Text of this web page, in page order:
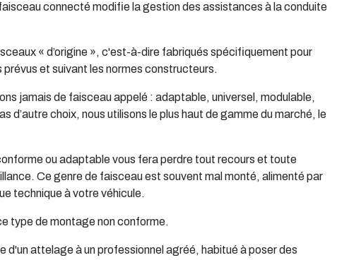
connecté modifie la gestion des assistances à la conduite
« d’origine », c'est-à-dire fabriqués spécifiquement pour
et suivant les normes constructeurs.
jamais de faisceau appelé : adaptable, universel, modulable,
d’autre choix, nous utilisons le plus haut de gamme du marché, le
ou adaptable vous fera perdre tout recours et toute
Ce genre de faisceau est souvent mal monté, alimenté par
technique à votre véhicule.
type de montage non conforme.
d'un attelage à un professionnel agréé, habitué à poser des